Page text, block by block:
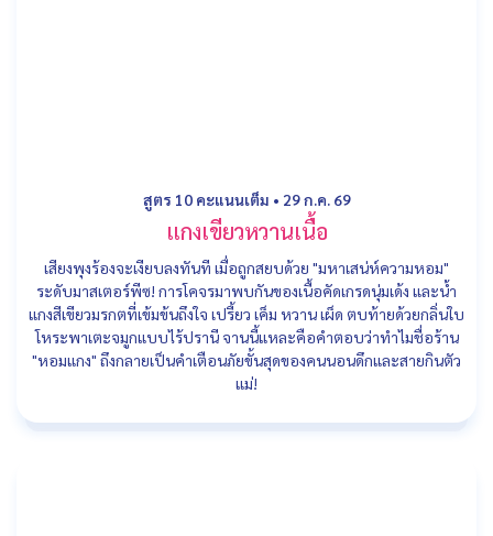
สูตร 10 คะแนนเต็ม • 29 ก.ค. 69
แกงเขียวหวานเนื้อ
เสียงพุงร้องจะเงียบลงทันที เมื่อถูกสยบด้วย "มหาเสน่ห์ความหอม"
ระดับมาสเตอร์พีซ! การโคจรมาพบกันของเนื้อคัดเกรดนุ่มเด้ง และน้ำ
แกงสีเขียวมรกตที่เข้มข้นถึงใจ เปรี้ยว เค็ม หวาน เผ็ด ตบท้ายด้วยกลิ่นใบ
โหระพาเตะจมูกแบบไร้ปรานี จานนี้แหละคือคำตอบว่าทำไมชื่อร้าน
"หอมแกง" ถึงกลายเป็นคำเตือนภัยขั้นสุดของคนนอนดึกและสายกินตัว
แม่!